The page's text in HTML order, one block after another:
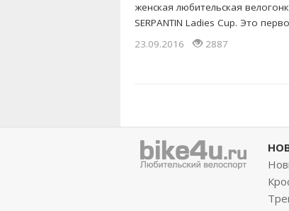
женская любительская
SERPANTIN Ladies Cup. Это
23.09.2016
2887